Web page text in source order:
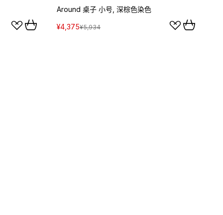
Around 桌子 小号, 深棕色染色
¥4,375¥5,934